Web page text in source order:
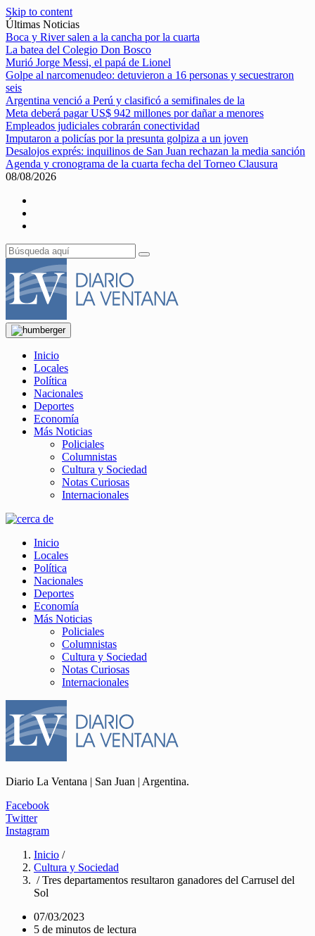
Skip to content
Últimas Noticias
Boca y River salen a la cancha por la cuarta
La batea del Colegio Don Bosco
Murió Jorge Messi, el papá de Lionel
Golpe al narcomenudeo: detuvieron a 16 personas y secuestraron
seis
Argentina venció a Perú y clasificó a semifinales de la
Meta deberá pagar US$ 942 millones por dañar a menores
Empleados judiciales cobrarán conectividad
Imputaron a policías por la presunta golpiza a un joven
Desalojos exprés: inquilinos de San Juan rechazan la media sanción
Agenda y cronograma de la cuarta fecha del Torneo Clausura
08/08/2026
Inicio
Locales
Política
Nacionales
Deportes
Economía
Más Noticias
Policiales
Columnistas
Cultura y Sociedad
Notas Curiosas
Internacionales
Inicio
Locales
Política
Nacionales
Deportes
Economía
Más Noticias
Policiales
Columnistas
Cultura y Sociedad
Notas Curiosas
Internacionales
Diario La Ventana | San Juan | Argentina.
Facebook
Twitter
Instagram
Inicio /
Cultura y Sociedad
/ Tres departamentos resultaron ganadores del Carrusel del
Sol
07/03/2023
5 de minutos de lectura